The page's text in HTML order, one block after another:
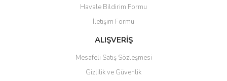
Ürün bilgilerinde hatalar bulunuyor.
Ürün fiyatı diğer sitelerden daha pahalı.
Bu ürüne benzer farklı alternatifler olmalı.
Havale Bildirim Formu
İletişim Formu
ALIŞVERİŞ
Mesafeli Satış Sözleşmesi
Gizlilik ve Güvenlik